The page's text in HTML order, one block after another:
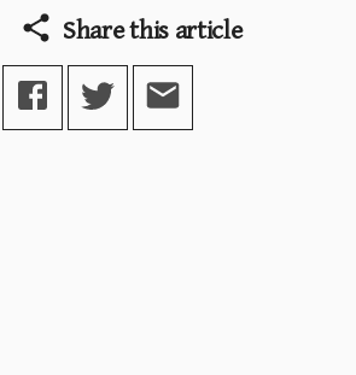
Share this article